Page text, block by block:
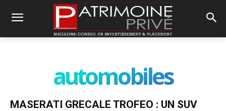
automobiles
MASERATI GRECALE TROFEO : UN SUV